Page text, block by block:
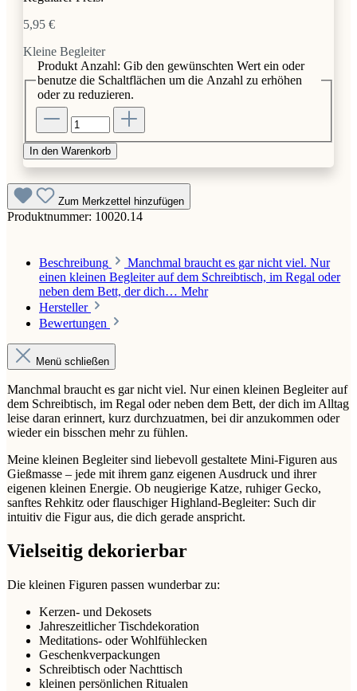
5,95 €
Kleine Begleiter
Produkt Anzahl: Gib den gewünschten Wert ein oder
benutze die Schaltflächen um die Anzahl zu erhöhen
oder zu reduzieren.
In den Warenkorb
Zum Merkzettel hinzufügen
Produktnummer: 10020.14
Beschreibung
Manchmal braucht es gar nicht viel. Nur
einen kleinen Begleiter auf dem Schreibtisch, im Regal oder
neben dem Bett, der dich… Mehr
Hersteller
Bewertungen
Menü schließen
Manchmal braucht es gar nicht viel. Nur einen kleinen Begleiter auf
dem Schreibtisch, im Regal oder neben dem Bett, der dich im Alltag
leise daran erinnert, kurz durchzuatmen, bei dir anzukommen oder
wieder ein bisschen mehr zu fühlen.
Meine kleinen Begleiter sind liebevoll gestaltete Mini-Figuren aus
Gießmasse – jede mit ihrem ganz eigenen Ausdruck und ihrer
eigenen kleinen Energie. Ob neugierige Katze, ruhiger Gecko,
sanftes Rehkitz oder flauschiger Highland-Begleiter: Such dir
intuitiv die Figur aus, die dich gerade anspricht.
Vielseitig dekorierbar
Die kleinen Figuren passen wunderbar zu:
Kerzen- und Dekosets
Jahreszeitlicher Tischdekoration
Meditations- oder Wohlfühlecken
Geschenkverpackungen
Schreibtisch oder Nachttisch
kleinen persönlichen Ritualen